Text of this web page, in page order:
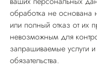
обработка не основана
или полный отказ от их
невозможным для
запрашиваемые услуги
обязательства.